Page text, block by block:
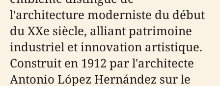
l'architecture moderniste du début
du XXe siècle, alliant patrimoine
industriel et innovation artistique.
Construit en 1912 par l'architecte
Antonio López Hernández sur le